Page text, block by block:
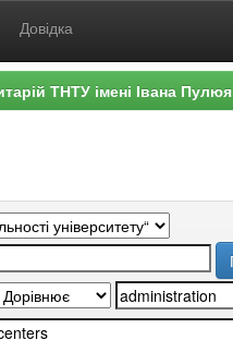
Довідка
ТНТУ імені Івана Пулюя